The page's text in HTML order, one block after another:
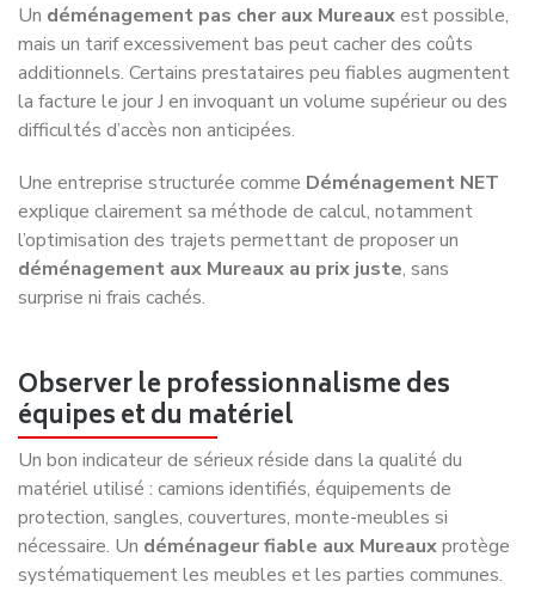
Un déménagement pas cher aux Mureauxest possible,
mais un tarif excessivement bas peut cacher des coûts
additionnels. Certains prestataires peu fiables augmentent
la facture le jour J en invoquant un volume supérieur ou des
difficultés d’accès non anticipées.
Une entreprise structurée comme Déménagement NET
explique clairement sa méthode de calcul, notamment
l’optimisation des trajets permettant de proposer un
déménagement aux Mureaux au prix juste, sans
surprise ni frais cachés.
Observer le professionnalisme des
équipes et du matériel
Un bon indicateur de sérieux réside dans la qualité du
matériel utilisé : camions identifiés, équipements de
protection, sangles, couvertures, monte-meubles si
nécessaire. Un déménageur fiable aux Mureauxprotège
systématiquement les meubles et les parties communes.